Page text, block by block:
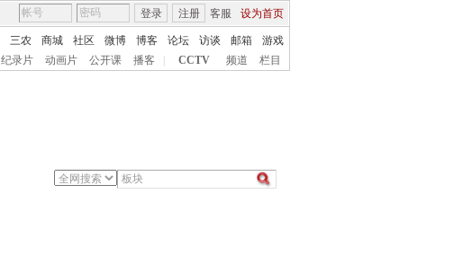
客服 设为首页
登录 注册
三农 商城 社区 微博 博客 论坛 访谈 邮箱
游戏
纪录片 动画片 公开课 播客 CCTV 频道 栏目